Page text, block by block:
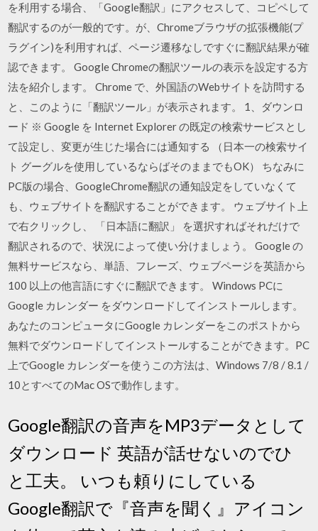
を利用する場合、「Google翻訳」にアクセスして、コピペして
翻訳するのが一般的です。が、Chromeブラウザの拡張機能(プ
ラグイン)を利用すれば、ページ遷移なしですぐに翻訳結果が確
認できます。 Google Chromeの翻訳ツールの表示を設定する方
法を紹介します。 Chrome で、外国語のWebサイトを訪問する
と、このように「翻訳ツール」が表示されます。 1、ダウンロ
ード ※ Google を Internet Explorer の既定の検索サービスとし
て設定し、変更が生じた場合には通知する （日本一の検索サイ
ト グーグルを使用しているならばそのままでもOK） ちなみに
PC版の場合、GoogleChrome翻訳の通知設定をしていなくて
も、ウェブサイトを翻訳することができます。 ウェブサイト上
で右クリックし、 「日本語に翻訳」 を選択すればそれだけで
翻訳されるので、状況によって使い分けましょう。 Google の
無料サービスなら、単語、フレーズ、ウェブページを英語から
100 以上の他言語にすぐに翻訳できます。 Windows PCに
Google カレンダー をダウンロードしてインストールします。
あなたのコンピュータにGoogle カレンダーをこのポストから
無料でダウンロードしてインストールすることができます。PC
上でGoogle カレンダーを使うこの方法は、Windows 7/8 / 8.1 /
10とすべてのMac OSで動作します。
Google翻訳の音声をMP3データとして
ダウンロード 英語が話せないのでひ
と工夫。 いつも頼りにしている
Google翻訳で『音声を聞く』アイコン